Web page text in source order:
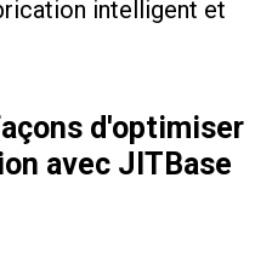
intelligent et
d'optimiser
avec JITBase